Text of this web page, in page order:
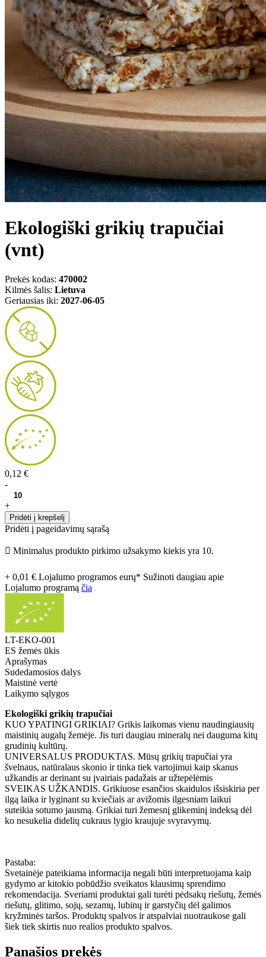
Ekologiški grikių trapučiai
(vnt)
Prekės kodas: 470002
Kilmės šalis: Lietuva
Geriausias iki: 2027-06-05
0,12 €
-
+
Pridėti į krepšelį
Pridėti į pageidavimų sąrašą
 Minimalus produkto pirkimo užsakymo kiekis yra 10.
+ 0,01 € Lojalumo programos eurų* Sužinoti daugiau apie
Lojalumo programą čia
LT-EKO-001
ES žemės ūkis
Aprašymas
Sudedamosios dalys
Maistinė vertė
Laikymo sąlygos
Ekologiški grikių trapučiai
KUO YPATINGI GRIKIAI? Grikis laikomas vienu naudingiausių
maistinių augalų žemėje. Jis turi daugiau mineralų nei dauguma kitų
grudinių kultūrų.
UNIVERSALUS PRODUKTAS. Mūsų grikių trapučiai yra
švelnaus, natūralaus skonio ir tinka tiek vartojimui kaip skanus
užkandis ar derinant su įvairiais padažais ar užtepėlėmis
SVEIKAS UŽKANDIS. Grikiuose esančios skaidulos išsiskiria per
ilgą laika ir lyginant su kviečiais ar avižomis ilgesniam laikui
suteikia sotumo jausmą. Grikiai turi žemesnį glikeminį indeksą dėl
ko nesukelia didelių cukraus lygio kraujuje svyravymų.
Pastaba:
Svetainėje pateikiama informacija negali būti interpretuojama kaip
gydymo ar kitokio pobūdžio sveikatos klausimų sprendimo
rekomendacija. Sveriami produktai gali turėti pėdsakų riešutų, žemės
riešutų, glitimo, sojų, sezamų, lubinų ir garstyčių dėl galimos
kryžminės taršos. Produktų spalvos ir atspalviai nuotraukose gali
šiek tiek skirtis nuo realios produkto spalvos.
Panašios prekės